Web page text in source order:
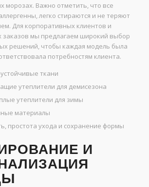
морозах. Важно отметить, что все
легко стираются и не теряют
Для корпоративных клиентов и
заказов мы предлагаем широкий выбор
решений, чтобы каждая модель была
потребностям клиента.
ткани
утеплители для демисезона
утеплители для зимы
материалы
простота ухода и сохранение формы
И